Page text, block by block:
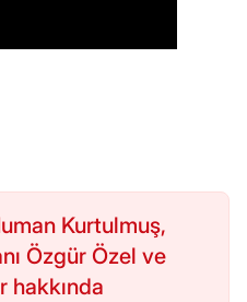
Kurtulmuş,
Özgür Özel ve
hakkında